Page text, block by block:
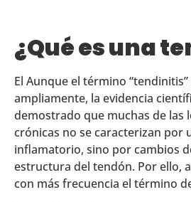
¿Qué es una
El Aunque el término
ampliamente, la evidencia
demostrado que muchas de las
crónicas no se caracterizan por
inflamatorio, sino por cambios
estructura del tendón. Por ello,
con más frecuencia el término